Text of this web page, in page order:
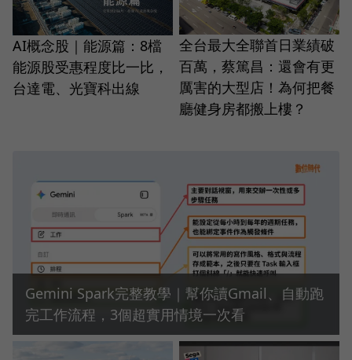
AI概念股｜能源篇：8檔
能源股受惠程度比一比，
台達電、光寶科出線
全台最大全聯首日業績破
百萬，蔡篤昌：還會有更
厲害的大型店！為何把餐
廳健身房都搬上樓？
Gemini Spark完整教學｜幫你讀Gmail、自動跑
完工作流程，3個超實用情境一次看